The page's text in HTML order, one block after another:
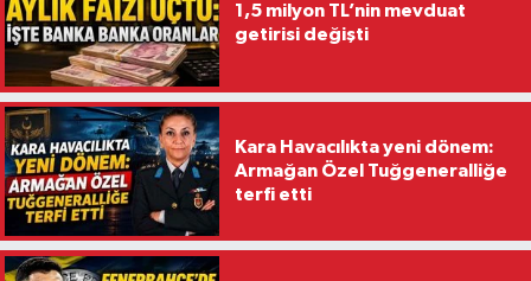
1,5 milyon TL’nin mevduat
getirisi değişti
Kara Havacılıkta yeni dönem:
Armağan Özel Tuğgeneralliğe
terfi etti